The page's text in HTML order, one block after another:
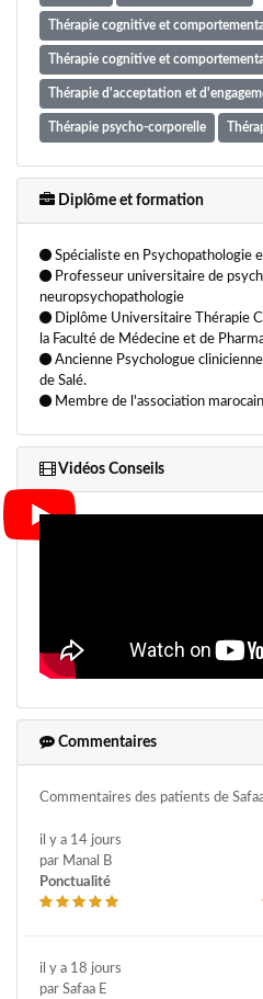
Thérapie cognitive et
Thérapie cognitive et
Thérapie d'acceptation et
Thérapie psycho-corporelle
Trouble du déficit d'attention
Troubles obsessionnels compulsifs
Diplôme et formation
Spécialiste en Psychopathologie
Professeur universitaire de
neuropsychopathologie
Diplôme Universitaire Thérapie
la Faculté de Médecine et de
Ancienne Psychologue
de Salé.
Membre de l'association
Vidéos Conseils
Commentaires
Commentaires des patients de
il y a 14 jours
par Manal B
Ponctualité
il y a 18 jours
par Safaa E